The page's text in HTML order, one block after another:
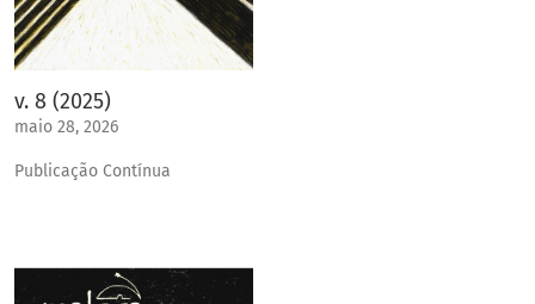
v. 8 (2025)
maio 28, 2026
Publicação Contínua